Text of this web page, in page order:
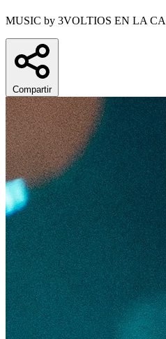
MUSIC by 3VOLTIOS EN LA
Compartir